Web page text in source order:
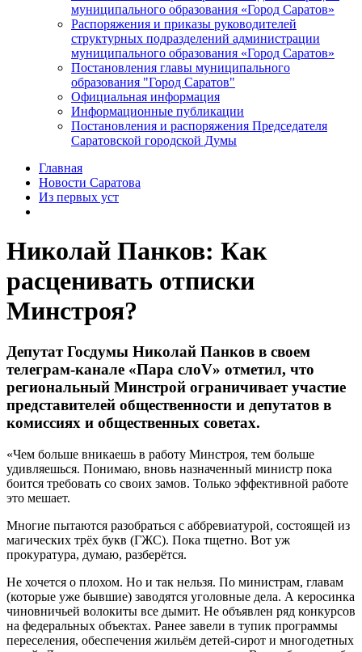
муниципального образования «Город Саратов»
Распоряжения и приказы руководителей
структурных подразделений администрации
муниципального образования «Город Саратов»
Постановления главы муниципального
образования "Город Саратов"
Официальная информация
Информационные публикации
Постановления и распоряжения Председателя
Саратовской городской Думы
Главная
Новости Саратова
Из пеpвых уст
Николай Панков: Как
расценивать отписки
Минстроя?
Депутат Госдумы Николай Панков в своем
телеграм-канале «Пара слоV» отметил, что
региональный Минстрой ограничивает участие
представителей общественности и депутатов в
комиссиях и общественных советах.
«Чем больше вникаешь в работу Минстроя, тем больше
удивляешься. Понимаю, вновь назначенный министр пока
боится требовать со своих замов. Только эффективной работе
это мешает.
Многие пытаются разобраться с аббревиатурой, состоящей из
магических трёх букв (ГЖС). Пока тщетно. Вот уж
прокуратура, думаю, разберётся.
Не хочется о плохом. Но и так нельзя. По министрам, главам
(которые уже бывшие) заводятся уголовные дела. А керосинка
чиновничьей волокиты все дымит. Не объявлен ряд конкурсов
на федеральных объектах. Ранее завели в тупик программы
переселения, обеспечения жильём детей-сирот и многодетных